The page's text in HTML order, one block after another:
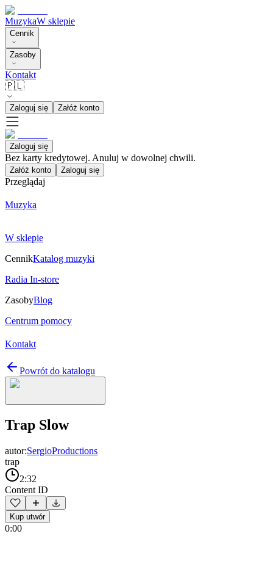
MuzykaW sklepie
Cennik
Zasoby
Kontakt
🇵🇱
Zaloguj się Załóż konto
Zaloguj się
Bez karty kredytowej. Anuluj w dowolnej chwili.
Załóż konto Zaloguj się
Przeglądaj
Muzyka
W sklepie
CennikKatalog muzyki
Radia In-store
ZasobyBlog
Centrum pomocy
Kontakt
Powrót do katalogu
Trap Slow
autor:SergioProductions
trap
2:32
Content ID
Kup utwór
0:00